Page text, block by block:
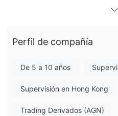
GF Futures ofrece trading en
Plataforma de Trading
GF Futures utiliza su propia
Perfil de compañía
De 5 a 10 años
Supervisión en Hong Kong
Trading Derivados (AGN)